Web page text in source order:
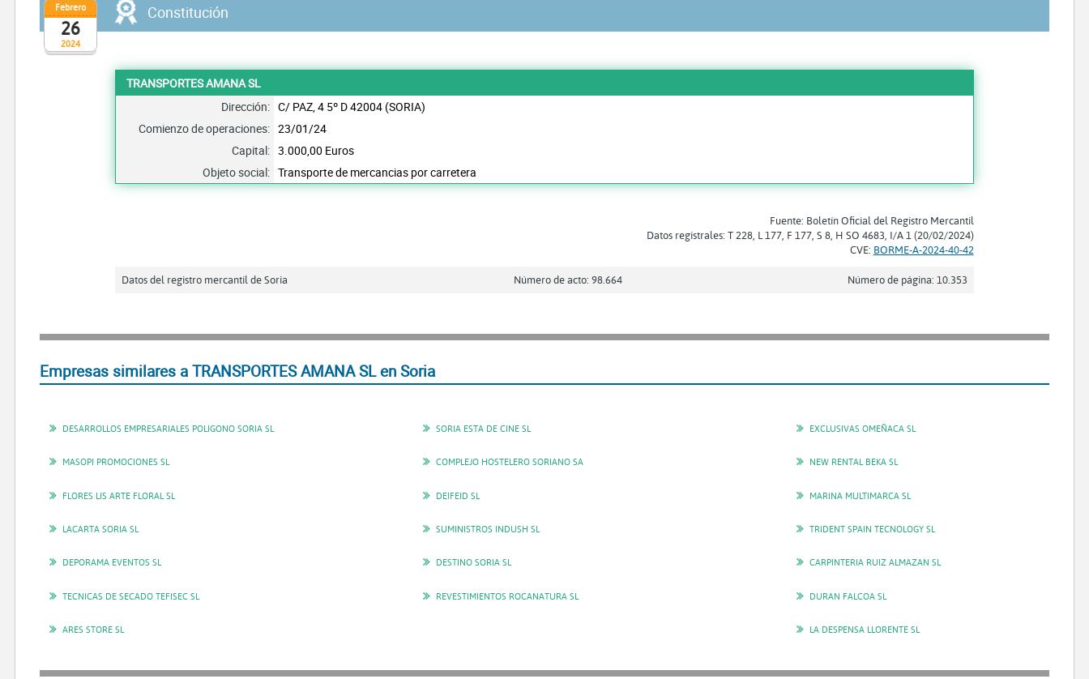
2024
Febrero
26
Constitución
TRANSPORTES AMANA SL
Dirección: C/ PAZ, 4 5º D 42004 (SORIA)
Comienzo de operaciones: 23/01/24
Capital: 3.000,00 Euros
Objeto social: Transporte de mercancias por carretera
Fuente: Boletín Oficial del Registro Mercantil
Datos registrales: T 228, L 177, F 177, S 8, H SO 4683, I/A 1 (20/02/2024)
CVE: BORME-A-2024-40-42
Datos del registro mercantil de Soria Número de acto: 98.664 Número de página: 10.353
Empresas similares a TRANSPORTES AMANA SL en Soria
DESARROLLOS EMPRESARIALES POLIGONO SORIA SL SORIA ESTA DE CINE SL EXCLUSIVAS OMEÑACA SL
MASOPI PROMOCIONES SL COMPLEJO HOSTELERO SORIANO SA NEW RENTAL BEKA SL
FLORES LIS ARTE FLORAL SL DEIFEID SL MARINA MULTIMARCA SL
LACARTA SORIA SL SUMINISTROS INDUSH SL TRIDENT SPAIN TECNOLOGY SL
DEPORAMA EVENTOS SL DESTINO SORIA SL CARPINTERIA RUIZ ALMAZAN SL
TECNICAS DE SECADO TEFISEC SL REVESTIMIENTOS ROCANATURA SL DURAN FALCOA SL
ARES STORE SL LA DESPENSA LLORENTE SL